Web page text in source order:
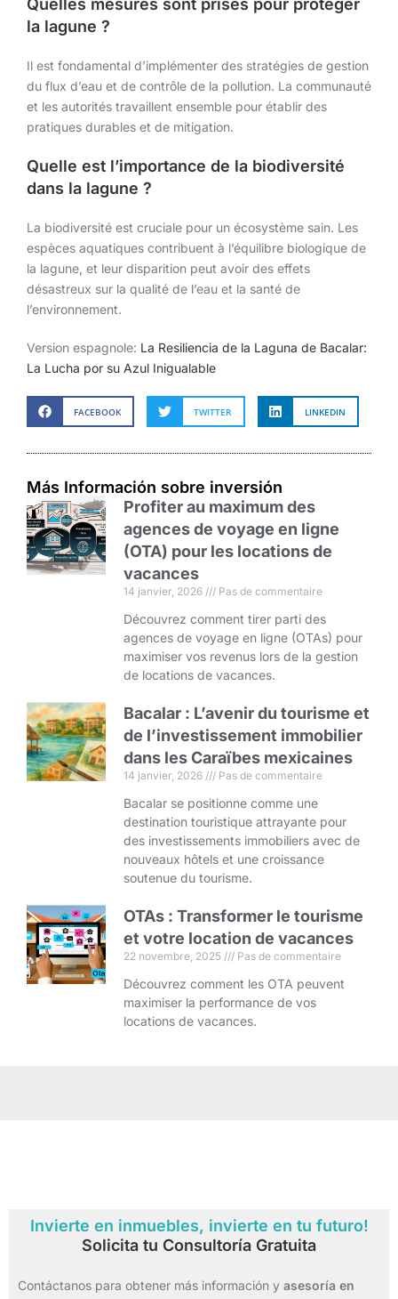
Quelles mesures sont prises pour protéger
la lagune ?
Il est fondamental d’implémenter des stratégies de gestion
du flux d’eau et de contrôle de la pollution. La communauté
et les autorités travaillent ensemble pour établir des
pratiques durables et de mitigation.
Quelle est l’importance de la biodiversité
dans la lagune ?
La biodiversité est cruciale pour un écosystème sain. Les
espèces aquatiques contribuent à l’équilibre biologique de
la lagune, et leur disparition peut avoir des effets
désastreux sur la qualité de l’eau et la santé de
l’environnement.
Version espagnole: La Resiliencia de la Laguna de Bacalar:
La Lucha por su Azul Inigualable
FACEBOOK TWITTER LINKEDIN
Más Información sobre inversión
Profiter au maximum des
agences de voyage en ligne
(OTA) pour les locations de
vacances
14 janvier, 2026 Pas de commentaire
Découvrez comment tirer parti des
agences de voyage en ligne (OTAs) pour
maximiser vos revenus lors de la gestion
de locations de vacances.
Bacalar : L’avenir du tourisme et
de l’investissement immobilier
dans les Caraïbes mexicaines
14 janvier, 2026 Pas de commentaire
Bacalar se positionne comme une
destination touristique attrayante pour
des investissements immobiliers avec de
nouveaux hôtels et une croissance
soutenue du tourisme.
OTAs : Transformer le tourisme
et votre location de vacances
22 novembre, 2025 Pas de commentaire
Découvrez comment les OTA peuvent
maximiser la performance de vos
locations de vacances.
Invierte en inmuebles, invierte en tu futuro!
Solicita tu Consultoría Gratuita
Contáctanos para obtener más información y asesoría en